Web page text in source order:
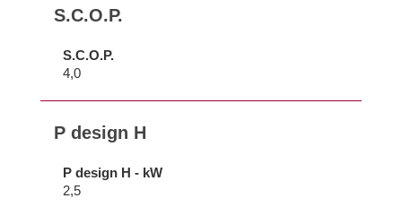
S.C.O.P.
S.C.O.P.
4,0
P design H
P design H - kW
2,5